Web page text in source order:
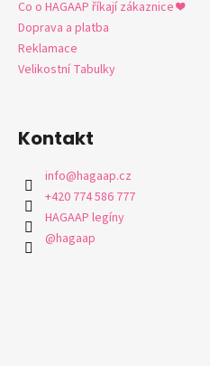
Co o HAGAAP říkají zákaznice ❤️
Doprava a platba
Reklamace
Velikostní Tabulky
Kontakt
info@hagaap.cz
+420 774 586 777
HAGAAP legíny
@hagaap